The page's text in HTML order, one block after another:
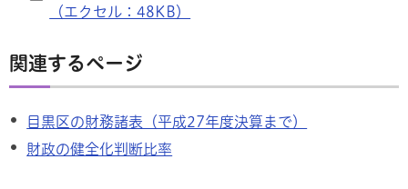
（エクセル：48KB）
関連するページ
目黒区の財務諸表（平成27年度決算まで）
財政の健全化判断比率